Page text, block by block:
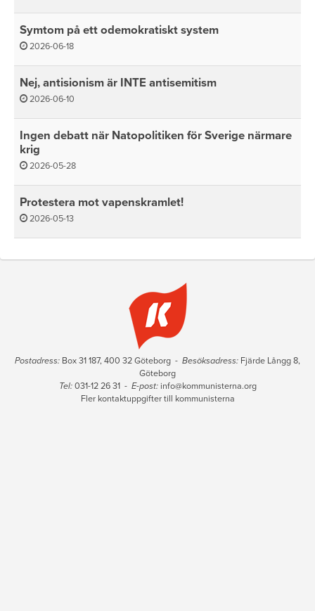
Symtom på ett odemokratiskt system
2026-06-18
Nej, antisionism är INTE antisemitism
2026-06-10
Ingen debatt när Natopolitiken för Sverige närmare
krig
2026-05-28
Protestera mot vapenskramlet!
2026-05-13
Postadress: Box 31 187, 400 32 Göteborg - Besöksadress: Fjärde Långg 8,
Göteborg
Tel:031-12 26 31 - E-post: info@kommunisterna.org
Fler kontaktuppgifter till kommunisterna